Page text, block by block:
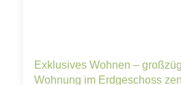
Exklusives Wohnen –
Wohnung im Erdgeschoss